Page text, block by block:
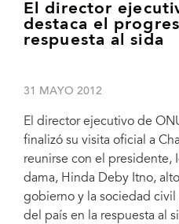
El director
destaca el
respuesta al sida
31 MAYO 2012
El director ejecutivo de
finalizó su visita oficial a
reunirse con el presidente,
dama, Hinda Deby Itno,
gobierno y la sociedad civil
del país en la respuesta al